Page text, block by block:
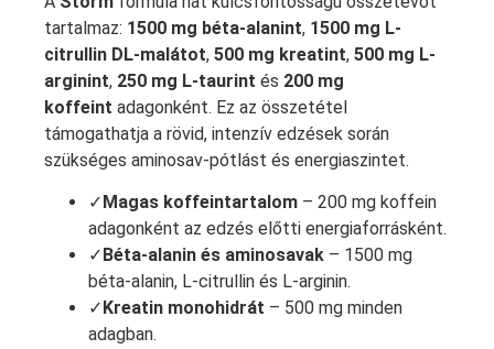
tartalmaz: 1500 mg béta-alanint, 1500 mg L-
citrullin DL-malátot, 500 mg kreatint, 500 mg L-
arginint, 250 mg L-taurint és 200 mg
koffeint adagonként. Ez az összetétel
támogathatja a rövid, intenzív edzések során
szükséges aminosav-pótlást és energiaszintet.
✓ Magas koffeintartalom – 200 mg koffein
adagonként az edzés előtti energiaforrásként.
✓ Béta-alanin és aminosavak – 1500 mg
béta-alanin, L-citrullin és L-arginin.
✓ Kreatin monohidrát – 500 mg minden
adagban.